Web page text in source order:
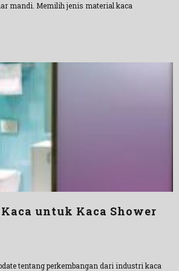
mandi. Memilih jenis material kaca
untuk Kaca Shower
tentang perkembangan dari industri kaca